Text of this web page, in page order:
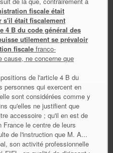
fiscale était
s'il était fiscalement
4 B du code général des
utilement se prévaloir
fiscale franco-
cause, ne concerne que
de l'article 4 B du
personnes qui exercent en
sont considérées comme y
qu'elles ne justifient que
accessoire ; qu'il en est de
France le centre de leurs
de l'instruction que M. A...
son activité professionnelle